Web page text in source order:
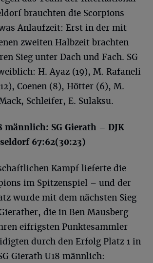
brauchten die Scorpions
Anlaufzeit: Erst in der mit
zweiten Halbzeit brachten
Sieg unter Dach und Fach. SG
H. Ayaz (19), M. Rafaneli
Coenen (8), Hötter (6), M.
Schleifer, E. Sulaksu.
männlich: SG Gierath – DJK
67:62(30:23)
Kampf lieferte die
im Spitzenspiel – und der
wurde mit dem nächsten Sieg
die in Ben Mausberg
eifrigsten Punktesammler
durch den Erfolg Platz 1 in
Gierath U18 männlich: